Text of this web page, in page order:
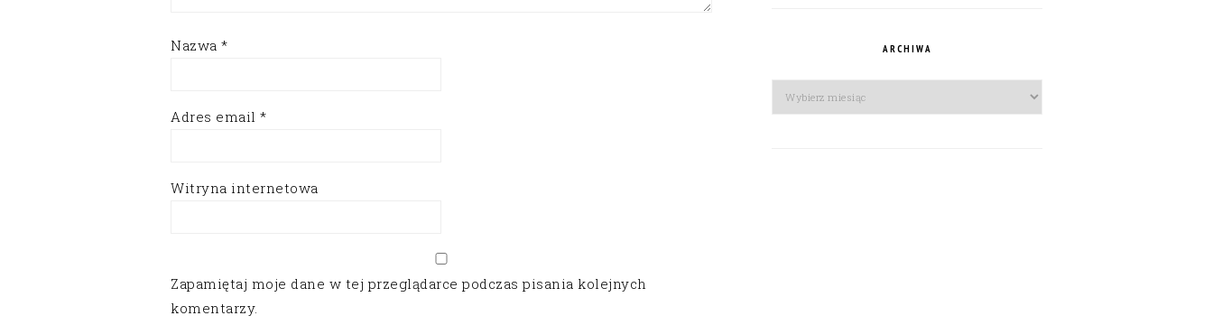
Nazwa *
Adres email *
Witryna internetowa
Zapamiętaj moje dane w tej przeglądarce podczas pisania kolejnych
komentarzy.
ARCHIWA
Archiwa